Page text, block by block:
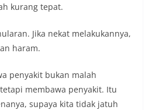
kurang tepat.
Jika nekat melakukannya,
haram.
penyakit bukan malah
membawa penyakit. Itu
supaya kita tidak jatuh